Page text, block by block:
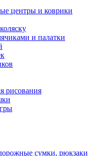
центры и коврики
и палатки
рисования
сумки, рюкзаки